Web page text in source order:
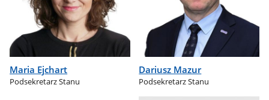
Maria Ejchart
Podsekretarz Stanu
Dariusz Mazur
Podsekretarz Stanu